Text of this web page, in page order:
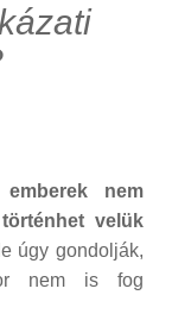
nem
velük
úgy gondolják,
nem is fog